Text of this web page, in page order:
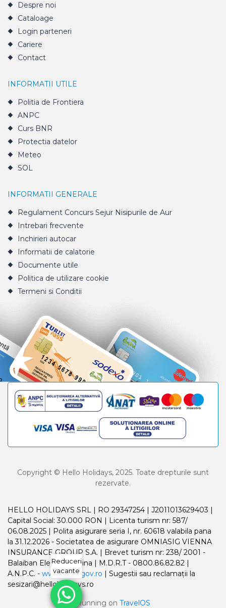
Despre noi
Cataloage
Login parteneri
Cariere
Contact
INFORMATII UTILE
Politia de Frontiera
ANPC
Curs BNR
Protectia datelor
Meteo
SOL
INFORMATII GENERALE
Regulament Concurs Sejur Nisipurile de Aur
Intrebari frecvente
Inchirieri autocar
Informatii de calatorie
Documente utile
Politica de utilizare cookie
Termeni si Conditii
Copyright © Hello Holidays, 2025. Toate drepturile sunt
rezervate.
HELLO HOLIDAYS SRL | RO 29347254 | J2011013629403 |
Capital Social: 30.000 RON | Licenta turism nr: 587/
06.08.2025 | Polita asigurare seria I, nr. 60618 valabila pana
la 31.12.2026 - Societatea de asigurare OMNIASIG VIENNA
INSURANCE GROUP S.A. | Brevet turism nr: 238/ 2001 -
Balaiban Elena Madalina | M.D.R.T - 0800.86.82.82 |
A.N.P.C. - www.anpc.gov.ro | Sugestii sau reclamații la
sesizari@helloholidays.ro
Running on TravelOS
Reduceri
vacante